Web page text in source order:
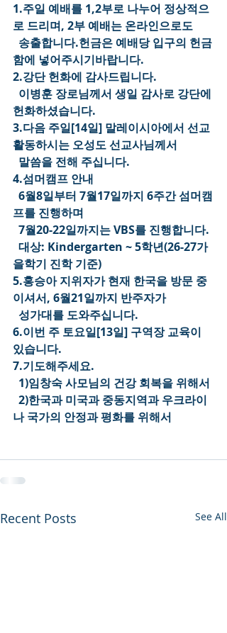
1.주일 예배를 1,2부로 나누어 정상적으
로 드리며, 2부 예배는 온라인으로도
송출합니다.헌금은 예배당 입구의 헌금
함에 넣어주시기바랍니다.
2.강단 헌화에 감사드립니다.
이병훈 장로님께서 생일 감사로 강단에
헌화하셨습니다.
3.다음 주일[14일] 말레이시아에서 선교
활동하시는 오성도 선교사님께서
말씀을 전해 주십니다.
4.섬머캠프 안내
6월8일부터 7월17일까지 6주간 섬머캠
프를 진행하며
7월20-22일까지는 VBS를 진행합니다.
대상: Kindergarten ~ 5학년(26-27가
을학기 진학 기준)
5.홍승아 지위자가 현재 한국을 방문 중
이셔서, 6월21일까지 반주자가
성가대를 도와주십니다.
6.이번 주 토요일[13일] 구역장 교육이
있습니다.
7.기도해주세요.
1)임창숙 사모님의 건강 회복을 위해서
2)한국과 미국과 중동지역과 우크라이
나 국가의 안정과 평화를 위해서
Recent Posts See All